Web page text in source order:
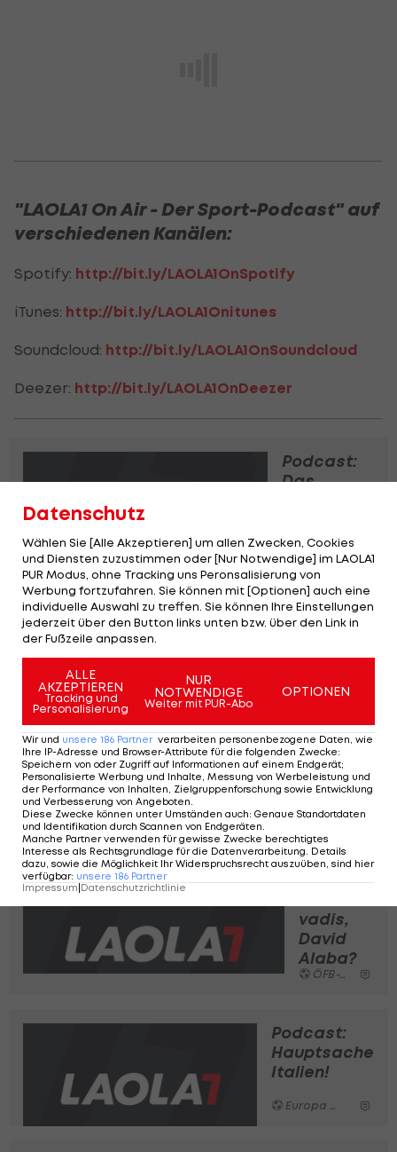
"LAOLA1 On Air - Der Sport-Podcast" auf
verschiedenen Kanälen:
Spotify: http://bit.ly/LAOLA1OnSpotify
iTunes: http://bit.ly/LAOLA1Onitunes
Soundcloud: http://bit.ly/LAOLA1OnSoundcloud
Deezer: http://bit.ly/LAOLA1OnDeezer
Podcast:
Das
LASK:
Vom
Chaos
Bundesliga
Podcast:
Die Formel 1
am
Formel 1
Podcast:
vadis,
David
Alaba?
ÖFB-Team
Podcast:
Hauptsache
Italien!
Europa League
Datenschutz
Wählen Sie [Alle Akzeptieren] um allen Zwecken, Cookies
und Diensten zuzustimmen oder [Nur Notwendige] im LAOLA1
PUR Modus, ohne Tracking uns Peronsalisierung von
Werbung fortzufahren. Sie können mit [Optionen] auch eine
individuelle Auswahl zu treffen. Sie können Ihre Einstellungen
jederzeit über den Button links unten bzw. über den Link in
der Fußzeile anpassen.
ALLE
AKZEPTIEREN
Tracking und
Personalisierung
NUR
NOTWENDIGE
Weiter mit PUR-Abo
OPTIONEN
Wir und unsere 186 Partner verarbeiten personenbezogene Daten, wie
Ihre IP-Adresse und Browser-Attribute für die folgenden Zwecke:
Speichern von oder Zugriff auf Informationen auf einem Endgerät;
Personalisierte Werbung und Inhalte, Messung von Werbeleistung und
der Performance von Inhalten, Zielgruppenforschung sowie Entwicklung
und Verbesserung von Angeboten.
Diese Zwecke können unter Umständen auch: Genaue Standortdaten
und Identifikation durch Scannen von Endgeräten.
Manche Partner verwenden für gewisse Zwecke berechtigtes
Interesse als Rechtsgrundlage für die Datenverarbeitung. Details
dazu, sowie die Möglichkeit Ihr Widerspruchsrecht auszuüben, sind hier
verfügbar: unsere 186 Partner
Impressum Datenschutzrichtlinie